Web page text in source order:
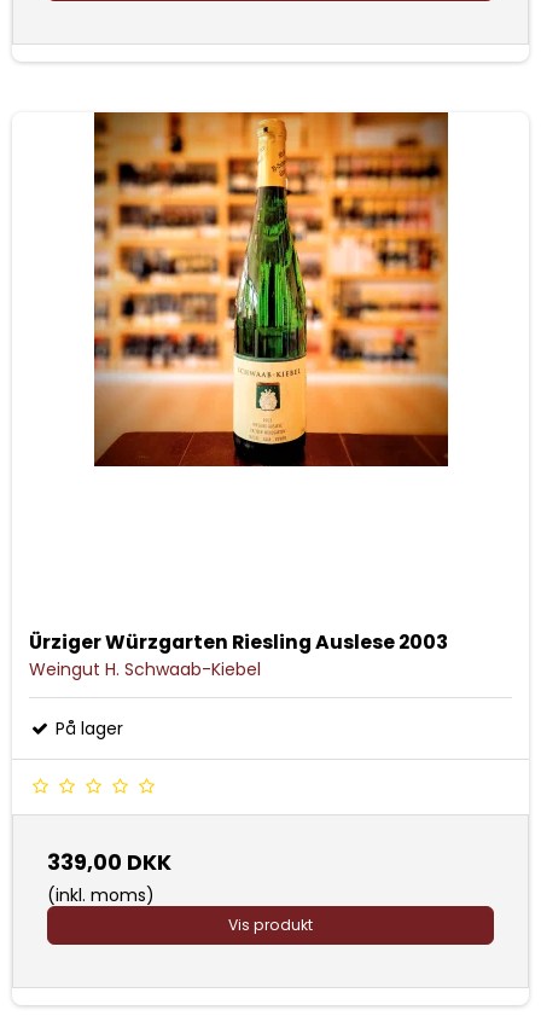
Ürziger Würzgarten Riesling Auslese 2003
Weingut H. Schwaab-Kiebel
På lager
339,00 DKK
(inkl. moms)
Vis produkt